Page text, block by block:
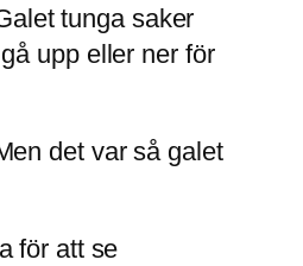
tunga saker
upp eller ner för
det var så galet
för att se